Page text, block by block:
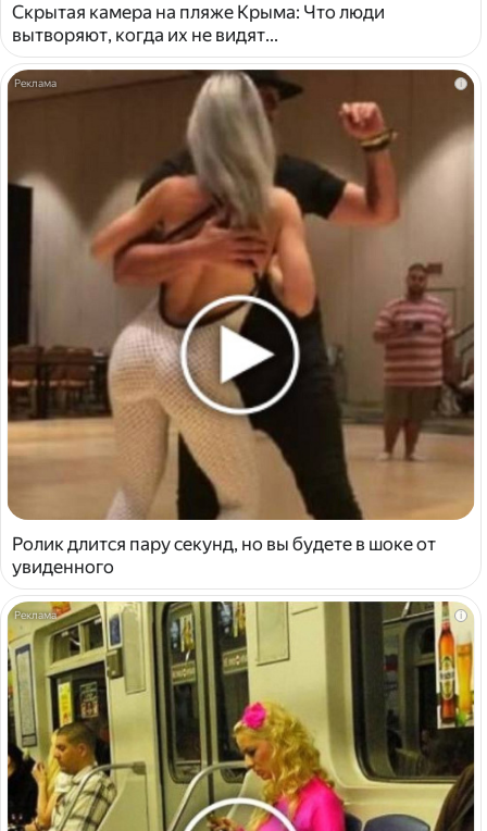
Скрытая камера на пляже Крыма: Что люди
вытворяют, когда их не видят...
i
Ролик длится пару секунд, но вы будете в шоке от
увиденного
i